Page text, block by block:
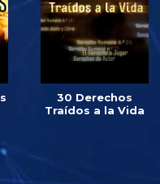
30 Derechos
Traídos a la Vida